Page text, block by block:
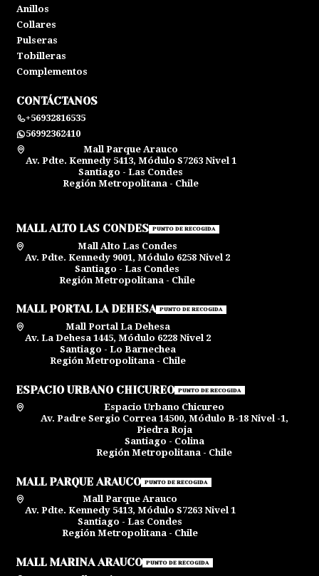
Anillos
Collares
Pulseras
Tobilleras
Complementos
CONTÁCTANOS
+56932816535
56992362410
Mall Parque Arauco
Av. Pdte. Kennedy 5413, Módulo S7263 Nivel 1
Santiago - Las Condes
Región Metropolitana - Chile
MALL ALTO LAS CONDES PUNTO DE RECOGIDA
Mall Alto Las Condes
Av. Pdte. Kennedy 9001, Módulo 6258 Nivel 2
Santiago - Las Condes
Región Metropolitana - Chile
MALL PORTAL LA DEHESA PUNTO DE RECOGIDA
Mall Portal La Dehesa
Av. La Dehesa 1445, Módulo 6228 Nivel 2
Santiago - Lo Barnechea
Región Metropolitana - Chile
ESPACIO URBANO CHICUREO PUNTO DE RECOGIDA
Espacio Urbano Chicureo
Av. Padre Sergio Correa 14500, Módulo B-18 Nivel -1,
Piedra Roja
Santiago - Colina
Región Metropolitana - Chile
MALL PARQUE ARAUCO PUNTO DE RECOGIDA
Mall Parque Arauco
Av. Pdte. Kennedy 5413, Módulo S7263 Nivel 1
Santiago - Las Condes
Región Metropolitana - Chile
MALL MARINA ARAUCO PUNTO DE RECOGIDA